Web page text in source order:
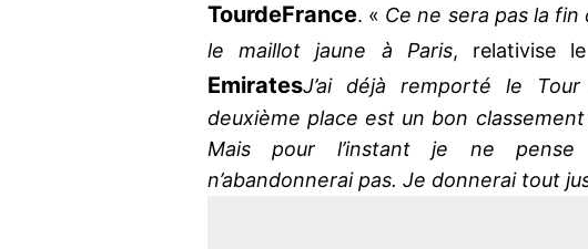
TourdeFrance. « Ce ne sera pas la
le maillot jaune à Paris, relativise
EmiratesJ’ai déjà remporté le
deuxième place est un bon
Mais pour l’instant je ne pense
n’abandonnerai pas. Je donnerai tout